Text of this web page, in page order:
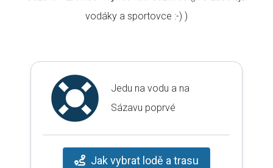
vodáky a sportovce :-) )
Jedu na vodu a na
Sázavu poprvé
Jak vybrat lodě a trasu